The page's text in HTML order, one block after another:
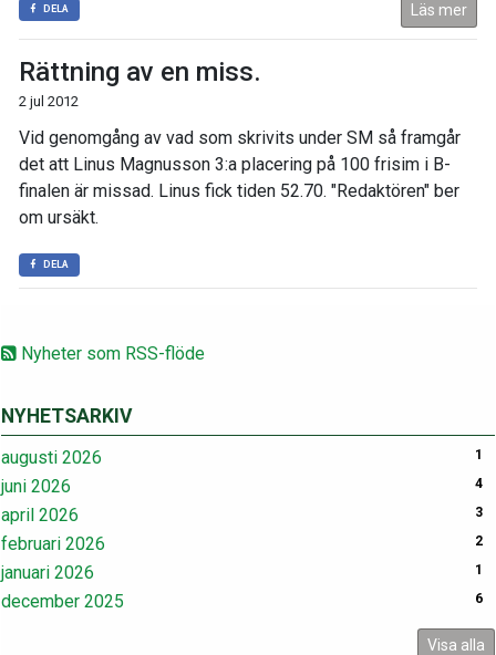
Nyheter som RSS-flöde
NYHETSARKIV
augusti 2026 1
juni 2026 4
april 2026 3
februari 2026 2
januari 2026 1
december 2025 6
Visa alla
DELA Läs mer
Rättning av en miss.
2 jul 2012
Vid genomgång av vad som skrivits under SM så framgår
det att Linus Magnusson 3:a placering på 100 frisim i B-
finalen är missad. Linus fick tiden 52.70. "Redaktören" ber
om ursäkt.
DELA